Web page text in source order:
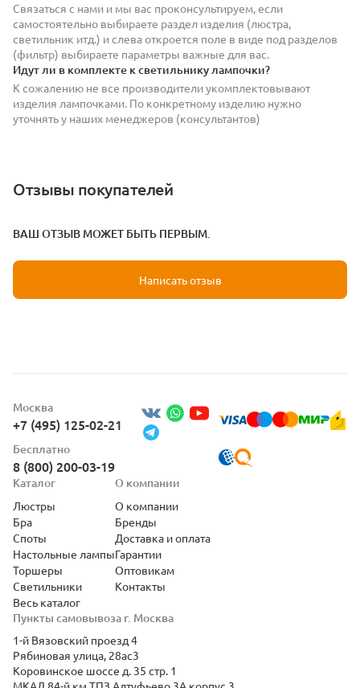
Связаться с нами и мы вас проконсультируем, если
самостоятельно выбираете раздел изделия (люстра,
светильник итд.) и слева откроется поле в виде под разделов
(фильтр) выбираете параметры важные для вас.
Идут ли в комплекте к светильнику лампочки?
К сожалению не все производители укомплектовывают
изделия лампочками. По конкретному изделию нужно
уточнять у наших менеджеров (консультантов)
Отзывы покупателей
ВАШ ОТЗЫВ МОЖЕТ БЫТЬ ПЕРВЫМ.
Написать отзыв
Москва
+7 (495) 125-02-21
Бесплатно
8 (800) 200-03-19
Пункты самовывоза г. Москва
1-й Вязовский проезд 4
Рябиновая улица, 28ас3
Коровинское шоссе д. 35 стр. 1
Каталог
Люстры
Бра
Споты
Настольные лампы
Торшеры
Светильники
Весь каталог
О компании
О компании
Бренды
Доставка и оплата
Гарантии
Оптовикам
Контакты